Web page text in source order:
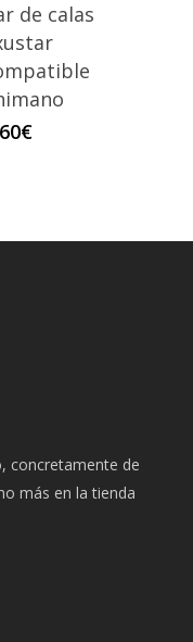
de calas
€
concretamente de
más en la tienda